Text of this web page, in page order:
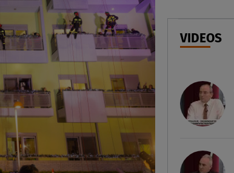
παραλία
07.08.26 , 22:05
VIDEOS